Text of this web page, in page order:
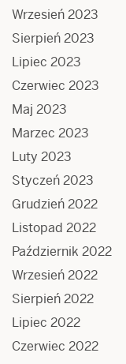
Wrzesień 2023
Sierpień 2023
Lipiec 2023
Czerwiec 2023
Maj 2023
Marzec 2023
Luty 2023
Styczeń 2023
Grudzień 2022
Listopad 2022
Październik 2022
Wrzesień 2022
Sierpień 2022
Lipiec 2022
Czerwiec 2022